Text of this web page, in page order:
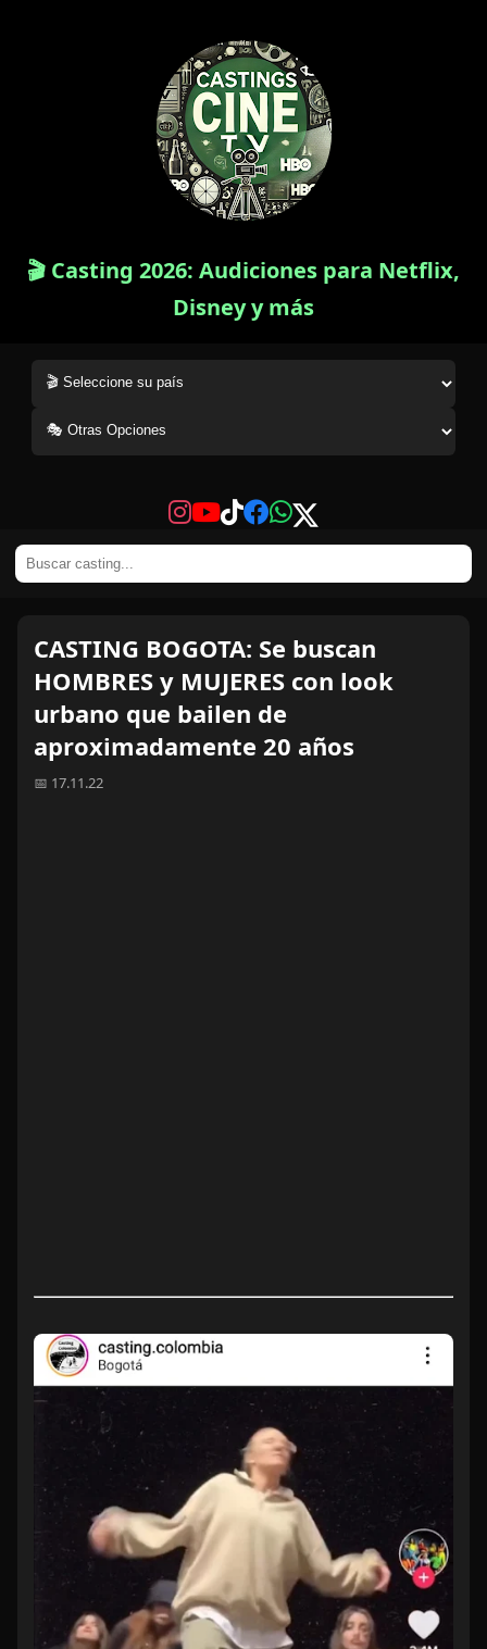
🎬 Casting 2026: Audiciones para Netflix,
Disney y más
CASTING BOGOTA: Se buscan
HOMBRES y MUJERES con look
urbano que bailen de
aproximadamente 20 años
📅 17.11.22